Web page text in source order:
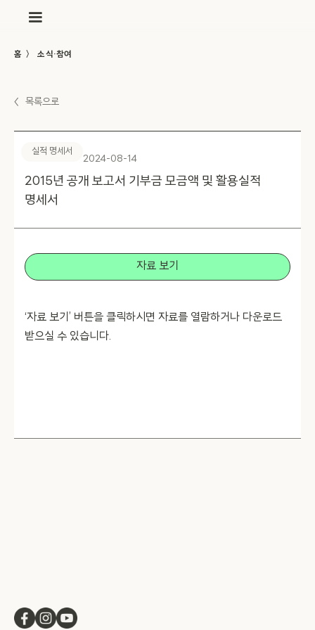
홈 〉 소식·참여
〈 목록으로
실적 명세서
2024-08-14
2015년 공개 보고서 기부금 모금액 및 활용실적
명세서
자료 보기
‘자료 보기’ 버튼을 클릭하시면 자료를 열람하거나 다운로드
받으실 수 있습니다.